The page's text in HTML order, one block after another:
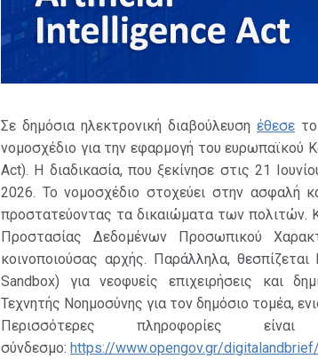
Σε δημόσια ηλεκτρονική διαβούλευση έθεσε
νομοσχέδιο για την εφαρμογή του ευρωπαϊκού
Act). Η διαδικασία, που ξεκίνησε στις 21
2026. Το νομοσχέδιο στοχεύει στην ασφαλή
προστατεύοντας τα δικαιώματα των πολιτών.
Προστασίας Δεδομένων Προσωπικού
κοινοποιούσας αρχής. Παράλληλα,
Sandbox) για νεοφυείς επιχειρήσεις και
Τεχνητής Νοημοσύνης για τον δημόσιο τομέα,
Περισσότερες πληροφορίες
σύνδεσμο: https://www.opengov.gr/